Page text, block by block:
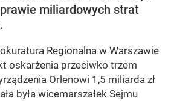
miliardowych strat
Regionalna w Warszawie
oskarżenia przeciwko trzem
Orlenowi 1,5 miliarda zł
była wicemarszałek Sejmu